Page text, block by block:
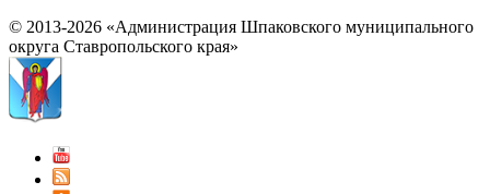
© 2013-2026 «Администрация Шпаковского муниципального
округа Ставропольского края»